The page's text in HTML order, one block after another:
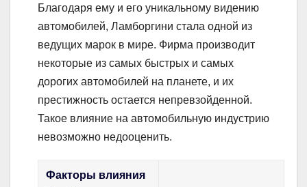
Благодаря ему и его уникальному видению
автомобилей, Ламборгини стала одной из
ведущих марок в мире. Фирма производит
некоторые из самых быстрых и самых
дорогих автомобилей на планете, и их
престижность остается непревзойденной.
Такое влияние на автомобильную индустрию
невозможно недооценить.
Факторы влияния